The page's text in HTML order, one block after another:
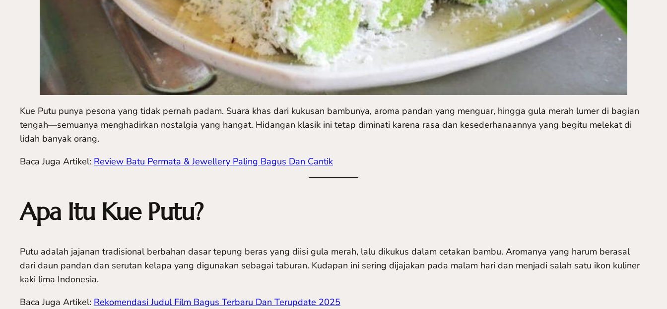
Kue Putu punya pesona yang tidak pernah padam. Suara khas dari kukusan bambunya, aroma pandan yang menguar, hingga gula merah lumer di bagian
tengah—semuanya menghadirkan nostalgia yang hangat. Hidangan klasik ini tetap diminati karena rasa dan kesederhanaannya yang begitu melekat di
lidah banyak orang.
Baca Juga Artikel: Review Batu Permata & Jewellery Paling Bagus Dan Cantik
Apa Itu Kue Putu?
Putu adalah jajanan tradisional berbahan dasar tepung beras yang diisi gula merah, lalu dikukus dalam cetakan bambu. Aromanya yang harum berasal
dari daun pandan dan serutan kelapa yang digunakan sebagai taburan. Kudapan ini sering dijajakan pada malam hari dan menjadi salah satu ikon kuliner
kaki lima Indonesia.
Baca Juga Artikel: Rekomendasi Judul Film Bagus Terbaru Dan Terupdate 2025